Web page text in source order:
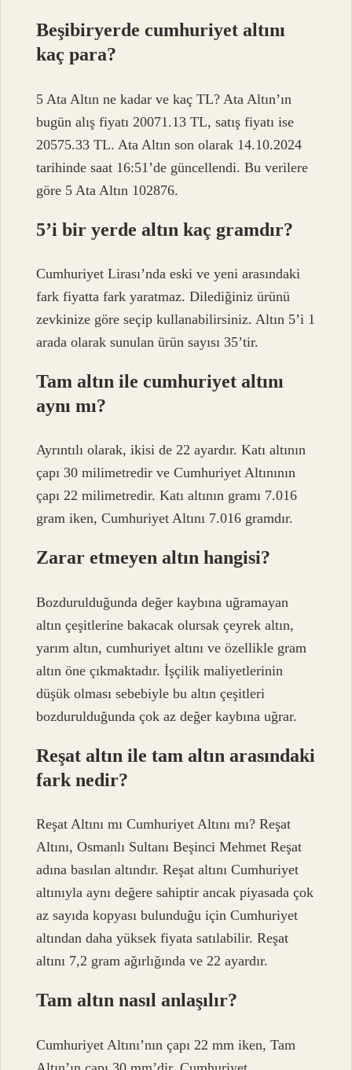
Beşibiryerde cumhuriyet altını
kaç para?
5 Ata Altın ne kadar ve kaç TL? Ata Altın’ın
bugün alış fiyatı 20071.13 TL, satış fiyatı ise
20575.33 TL. Ata Altın son olarak 14.10.2024
tarihinde saat 16:51’de güncellendi. Bu verilere
göre 5 Ata Altın 102876.
5’i bir yerde altın kaç gramdır?
Cumhuriyet Lirası’nda eski ve yeni arasındaki
fark fiyatta fark yaratmaz. Dilediğiniz ürünü
zevkinize göre seçip kullanabilirsiniz. Altın 5’i 1
arada olarak sunulan ürün sayısı 35’tir.
Tam altın ile cumhuriyet altını
aynı mı?
Ayrıntılı olarak, ikisi de 22 ayardır. Katı altının
çapı 30 milimetredir ve Cumhuriyet Altınının
çapı 22 milimetredir. Katı altının gramı 7.016
gram iken, Cumhuriyet Altını 7.016 gramdır.
Zarar etmeyen altın hangisi?
Bozdurulduğunda değer kaybına uğramayan
altın çeşitlerine bakacak olursak çeyrek altın,
yarım altın, cumhuriyet altını ve özellikle gram
altın öne çıkmaktadır. İşçilik maliyetlerinin
düşük olması sebebiyle bu altın çeşitleri
bozdurulduğunda çok az değer kaybına uğrar.
Reşat altın ile tam altın arasındaki
fark nedir?
Reşat Altını mı Cumhuriyet Altını mı? Reşat
Altını, Osmanlı Sultanı Beşinci Mehmet Reşat
adına basılan altındır. Reşat altını Cumhuriyet
altınıyla aynı değere sahiptir ancak piyasada çok
az sayıda kopyası bulunduğu için Cumhuriyet
altından daha yüksek fiyata satılabilir. Reşat
altını 7,2 gram ağırlığında ve 22 ayardır.
Tam altın nasıl anlaşılır?
Cumhuriyet Altını’nın çapı 22 mm iken, Tam